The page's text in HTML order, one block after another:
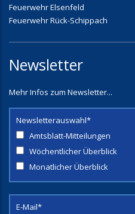
Feuerwehr Elsenfeld
Feuerwehr Rück-Schippach
Newsletter
Mehr Infos zum Newsletter...
Newsletterauswahl*
Amtsblatt-Mitteilungen
Wöchentlicher Überblick
Monatlicher Überblick